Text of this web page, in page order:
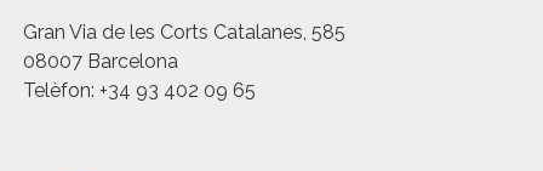
Gran Via de les Corts Catalanes, 585
08007 Barcelona
Telèfon: +34 93 402 09 65